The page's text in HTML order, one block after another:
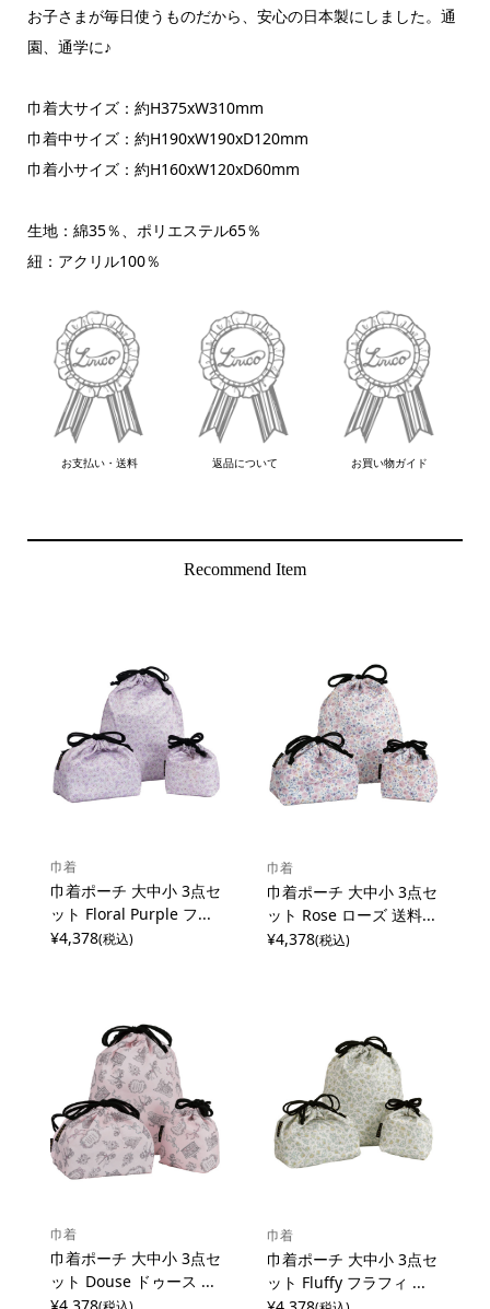
お子さまが毎日使うものだから、安心の日本製にしました。通
園、通学に♪
巾着大サイズ：約H375xW310mm
巾着中サイズ：約H190xW190xD120mm
巾着小サイズ：約H160xW120xD60mm
生地：綿35％、ポリエステル65％
紐：アクリル100％
お支払い・送料 返品について お買い物ガイド
Recommend Item
巾着
巾着ポーチ 大中小 3点セ
ット Floral Purple フ...
¥4,378(税込)
巾着
巾着ポーチ 大中小 3点セ
ット Rose ローズ 送料...
¥4,378(税込)
巾着
巾着ポーチ 大中小 3点セ
ット Douse ドゥース ...
巾着
巾着ポーチ 大中小 3点セ
ット Fluffy フラフィ ...